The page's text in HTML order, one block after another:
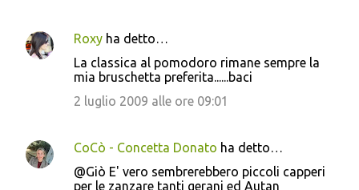
Roxy ha detto…
La classica al pomodoro rimane sempre la
mia bruschetta preferita......baci
2 luglio 2009 alle ore 09:01
CoCò - Concetta Donato ha detto…
@Giò E' vero sembrerebbero piccoli capperi
per le zanzare tanti gerani ed Autan